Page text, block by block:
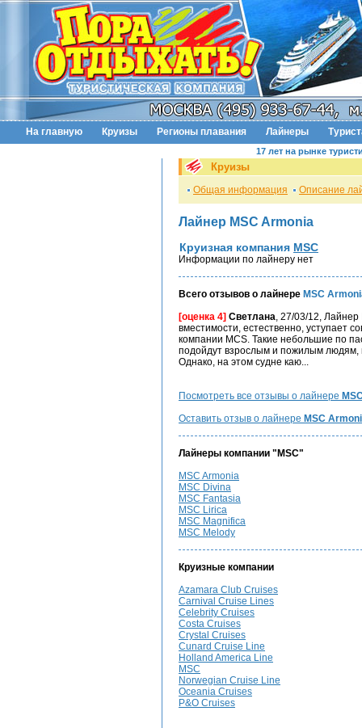
На главную Круизы Регионы плавания Лайнеры
17 лет на рынке
Круизы
Общая информация Описание
Лайнер MSC Armonia
Круизная компания MSC
Информации по лайнеру нет
Всего отзывов о лайнере MSC
[оценка 4] Светлана, 27/03/12,
вместимости, естественно, уступает
компании MCS. Такие небольшие по
подойдут взрослым и пожилым людям,
Однако, на этом судне каю...
Посмотреть все отзывы о лайнере
Оставить отзыв о лайнере MSC
Лайнеры компании "MSC"
MSC Armonia
MSC Divina
MSC Fantasia
MSC Lirica
MSC Magnifica
MSC Melody
Круизные компании
Azamara Club Cruises
Carnival Cruise Lines
Celebrity Cruises
Costa Cruises
Crystal Cruises
Cunard Cruise Line
Holland America Line
MSC
Norwegian Cruise Line
Oceania Cruises
P&O Cruises